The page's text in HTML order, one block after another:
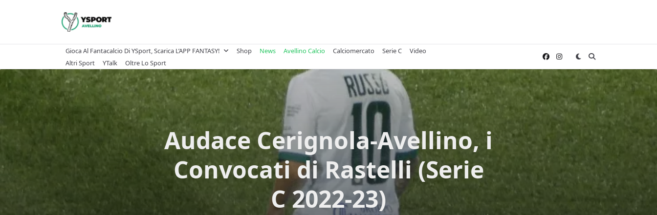
Gioca Al Fantacalcio Di YSport, Scarica L’APP FANTASY! Shop News Avellino Calcio Calciomercato Serie C
Video
Altri Sport
YTalk Oltre Lo Sport
Audace Cerignola-Avellino, i
Convocati di Rastelli (Serie
C 2022-23)